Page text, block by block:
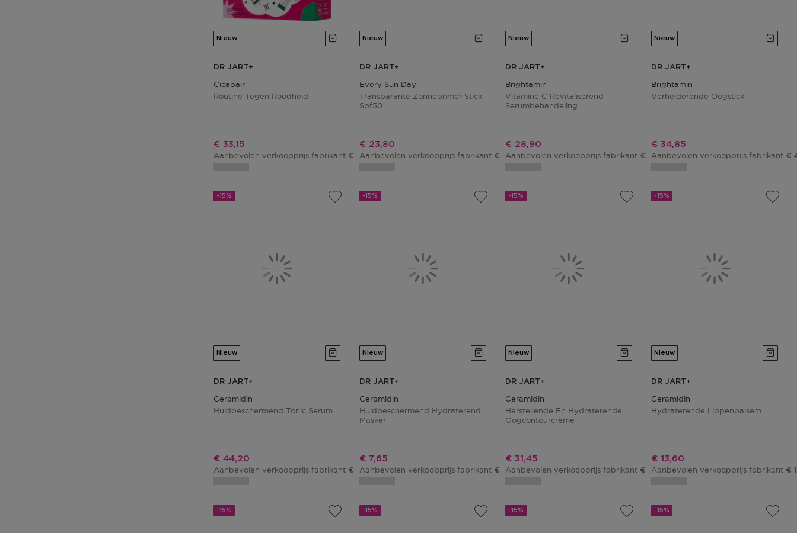
Nieuw
DR JART+
Cicapair
Routine Tegen Roodheid
Kortingsprijs
€ 33,15
Aanbevolen verkoopprijs fabrikant € 39,00
Nieuw
DR JART+
Every Sun Day
Transparante Zonneprimer Stick
Spf50
Kortingsprijs
€ 23,80
Aanbevolen verkoopprijs fabrikant € 28,00
Nieuw
DR JART+
Brightamin
Vitamine C Revitaliserend
Serumbehandeling
Kortingsprijs
€ 28,90
Aanbevolen verkoopprijs fabrikant € 34,00
Nieuw
DR JART+
Brightamin
Verhelderende Oogstick
Kortingsprijs
€ 34,85
Aanbevolen verkoopprijs fabrikant €
-15%
Nieuw
DR JART+
Ceramidin
Huidbeschermend Tonic Serum
Kortingsprijs
€ 44,20
Aanbevolen verkoopprijs fabrikant € 52,00
-15%
Nieuw
DR JART+
Ceramidin
Huidbeschermend Hydraterend
Masker
Kortingsprijs
€ 7,65
Aanbevolen verkoopprijs fabrikant € 9,00
-15%
Nieuw
DR JART+
Ceramidin
Herstellende En Hydraterende
Oogcontourcrème
Kortingsprijs
€ 31,45
Aanbevolen verkoopprijs fabrikant € 37,00
-15%
Nieuw
DR JART+
Ceramidin
Hydraterende Lippenbalsem
Kortingsprijs
€ 13,60
Aanbevolen verkoopprijs fabrikant €
-15% -15% -15% -15%